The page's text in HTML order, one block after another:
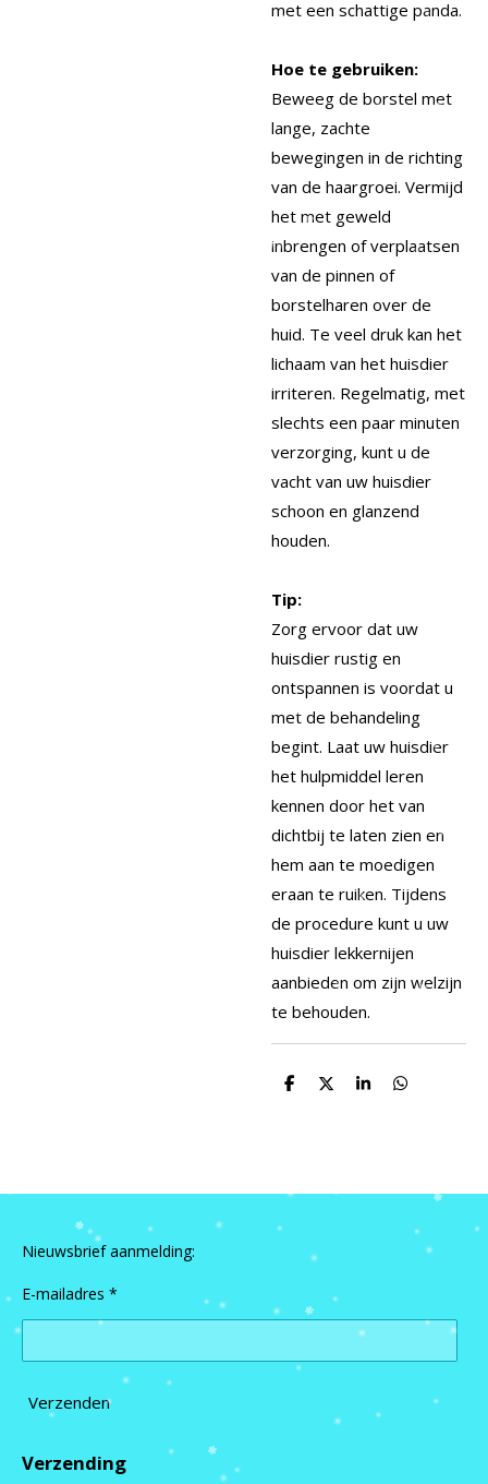
met een schattige panda.
Hoe te gebruiken:
Beweeg de borstel met
lange, zachte
bewegingen in de richting
van de haargroei. Vermijd
het met geweld
inbrengen of verplaatsen
van de pinnen of
borstelharen over de
huid. Te veel druk kan het
lichaam van het huisdier
irriteren. Regelmatig, met
slechts een paar minuten
verzorging, kunt u de
vacht van uw huisdier
schoon en glanzend
houden.
Tip:
Zorg ervoor dat uw
huisdier rustig en
ontspannen is voordat u
met de behandeling
begint. Laat uw huisdier
het hulpmiddel leren
kennen door het van
dichtbij te laten zien en
hem aan te moedigen
eraan te ruiken. Tijdens
de procedure kunt u uw
huisdier lekkernijen
aanbieden om zijn welzijn
te behouden.
D
D
S
D
Nieuwsbrief aanmelding:
E-mailadres *
Verzenden
Verzending